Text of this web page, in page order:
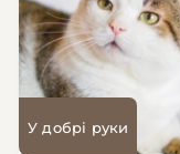
У добрі руки